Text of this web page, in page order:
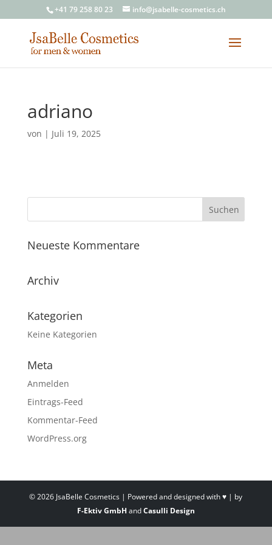
+41 79 258 80 23 info@jsabelle-cosmetics.ch
adriano
von | Juli 19, 2025
Neueste Kommentare
Archiv
Kategorien
Keine Kategorien
Meta
Anmelden
Eintrags-Feed
Kommentar-Feed
WordPress.org
©2026 JsaBelle Cosmetics | Powered and designed with ♥ | by
F-Ektiv GmbH andCasulli Design